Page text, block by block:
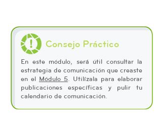
En este módulo, será útil consultar la
estrategia de comunicación que creaste
en el Módulo 5. Utilízala para elaborar
publicaciones específicas y pulir tu
calendario de comunicación.
Consejo Práctico